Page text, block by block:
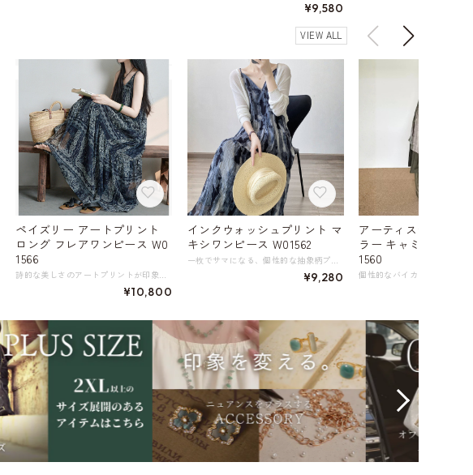
¥9,580
VIEW ALL
ペイズリー アートプリント
ロング フレアワンピース W0
1566
詩的な美しさのアートプリントが印象的なロングワンピース。 ややプリーツが入ったシフォン生地は、繊細なペイズリー風のボタニカル柄が描かれ、レトロでありながらもモダンな雰囲気を醸し出します。 凛としたダークカラーと細めのショルダーストラップが、女性らしさと涼しげな印象を見る人に与えます。 生地をふんだんに使ったフレアシルエットは、歩くたびにドラマティックな動きを演出します。 カジュアルなサンダルやフラットシューズと合わせれば、リラックス感のある休日スタイルに。バカンスやリゾートシーンでの着用もおすすめです。 ※こちらの商品は発送まで2週間ほどお時間をいただく可能性がございます。 《カラー》 ダークネイビー 《サイズ》 F : 胸囲106cm ウエスト118cm ヒップ146cm 総丈（ストラップ除く）123cm ※採寸方法により1～3cm程度の誤差がある場合がございます。 ※モデル 身長161cm 体重47kg (B81/W61/H89) 《素材》 ポリエステル100％ ※裏地あり ◇サイズで迷ったらこちらをチェック https://harmonique.my.canva.site/dagieuhhs-e ◇商品を購入する前にこちらの【ご購入前に必ずお読みください】をご確認の上お買い求めください。 https://shop.harmonique.net/blog/2024/06/25/010751 《注意事項》 *harmoniqueではお客様からのご注文を受け、お客様の商品を製作・取り寄せしております。 *基本的にお取り寄せ商品となるため、発送までに《1～3週間前後》お時間をいただいております。 *ご覧いただいているPCやスマートフォンの画面により実物と多少色合いが異なる場合がございます。 *イメージ違いやサイズ違い等、その他お客様都合によりますキャンセル・返品交換はご遠慮ください。 トップページはこちら https://shop.harmonique.net/
¥10,800
インクウォッシュプリント マ
キシワンピース W01562
一枚でサマになる、個性的な抽象柄プリントのマキシワンピース。 全体に広がる涼し気なインクウォッシュ柄が、一枚で着映えするデザインです。 ゆったりとしたシルエットながらも、Vネックと細いストラップで女性らしさを忘れずに。 カジュアルなTシャツと重ね着したり、カーディガンを羽織ったりと、着こなし次第で表情を変えられます。 《サイズ》 M : 胸囲88cm ウエスト98cm 着丈115cm L : 胸囲92cm ウエスト102cm 着丈116cm ※採寸方法により1～3cm程度の誤差がある場合がございます。 《素材》 ポリエステル100％ ◇サイズで迷ったらこちらをチェック https://harmonique.my.canva.site/dagieuhhs-e ◇商品を購入する前にこちらの【ご購入前に必ずお読みください】をご確認の上お買い求めください。 https://shop.harmonique.net/blog/2024/06/25/010751 《注意事項》 *harmoniqueではお客様からのご注文を受け、お客様の商品を製作・取り寄せしております。 *基本的にお取り寄せ商品となるため、発送までに《1～3週間前後》お時間をいただいております。 *ご覧いただいているPCやスマートフォンの画面により実物と多少色合いが異なる場合がございます。 *イメージ違いやサイズ違い等、その他お客様都合によりますキャンセル・返品交換はご遠慮ください。 トップページはこちら https://shop.harmonique.net/
¥9,280
アーティスティック
ラー キャミソール
1560